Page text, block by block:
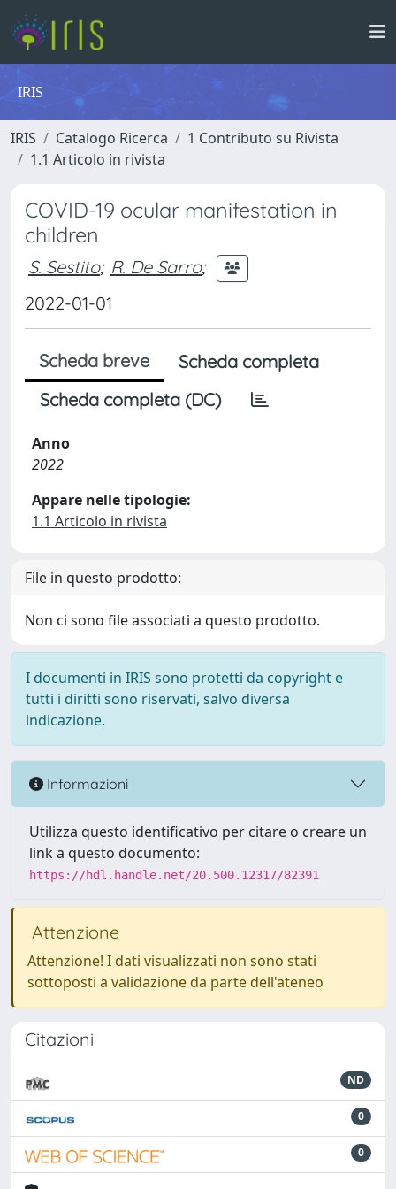
IRIS
IRIS Catalogo Ricerca
1 Contributo su Rivista
1.1 Articolo in rivista
COVID-19 ocular manifestation in
children
S. Sestito; R. De Sarro;
2022-01-01
Scheda breve
Scheda completa
Scheda completa (DC)
Anno
2022
Appare nelle tipologie:
1.1 Articolo in rivista
File in questo prodotto:
Non ci sono file associati a questo prodotto.
I documenti in IRIS sono protetti da copyright e
tutti i diritti sono riservati, salvo diversa
indicazione.
Informazioni
Utilizza questo identificativo per citare o creare un
link a questo documento:
https://hdl.handle.net/20.500.12317/82391
Attenzione
Attenzione! I dati visualizzati non sono stati
sottoposti a validazione da parte dell'ateneo
Citazioni
ND
0
0